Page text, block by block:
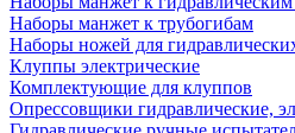
Наборы манжет к трубогибам
Наборы ножей для
Клуппы электрические
Комплектующие для клуппов
Опрессовщики гидравлические,